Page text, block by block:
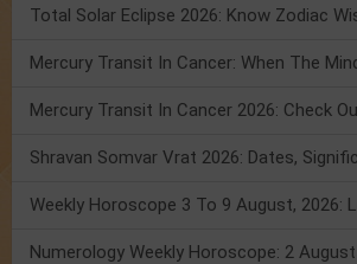
Total Solar Eclipse 2026: Know Zodiac
Numerology Weekly Horoscope: 2